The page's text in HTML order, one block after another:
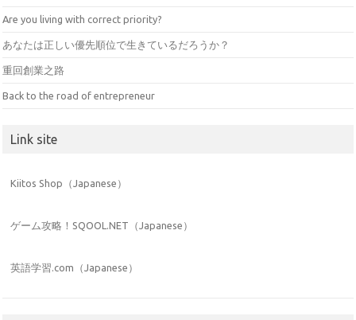
Are you living with correct priority?
あなたは正しい優先順位で生きているだろうか？
重回創業之路
Back to the road of entrepreneur
Link site
Kiitos Shop（Japanese）
ゲーム攻略！SQOOL.NET（Japanese）
英語学習.com（Japanese）